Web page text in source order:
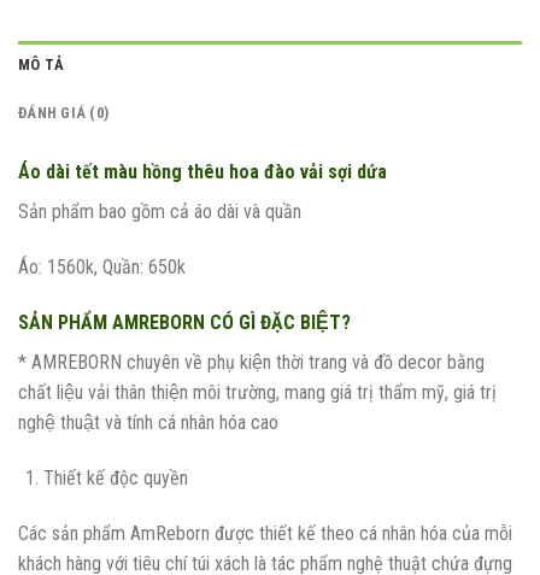
MÔ TẢ
ĐÁNH GIÁ (0)
Áo dài tết màu hồng thêu hoa đào vải sợi dứa
Sản phẩm bao gồm cả áo dài và quần
Áo: 1560k, Quần: 650k
SẢN PHẨM AMREBORN CÓ GÌ ĐẶC BIỆT?
* AMREBORN chuyên về phụ kiện thời trang và đồ decor bằng
chất liệu vải thân thiện môi trường, mang giá trị thẩm mỹ, giá trị
nghệ thuật và tính cá nhân hóa cao
Thiết kế độc quyền
Các sản phẩm AmReborn được thiết kế theo cá nhân hóa của mỗi
khách hàng với tiêu chí túi xách là tác phẩm nghệ thuật chứa đựng